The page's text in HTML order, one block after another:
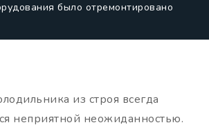
было отремонтировано
из строя всегда
неприятной неожиданностью.